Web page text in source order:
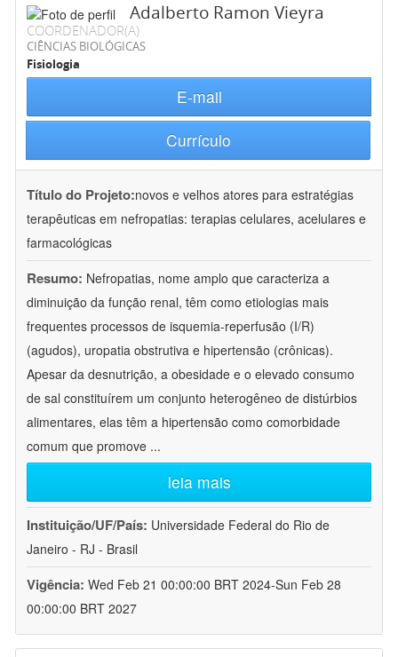
Adalberto Ramon Vieyra
COORDENADOR(A)
CIÊNCIAS BIOLÓGICAS
Fisiologia
E-mail
Currículo
Título do Projeto:novos e velhos atores para estratégias
terapêuticas em nefropatias: terapias celulares, acelulares e
farmacológicas
Resumo: Nefropatias, nome amplo que caracteriza a
diminuição da função renal, têm como etiologias mais
frequentes processos de isquemia-reperfusão (I/R)
(agudos), uropatia obstrutiva e hipertensão (crônicas).
Apesar da desnutrição, a obesidade e o elevado consumo
de sal constituírem um conjunto heterogêneo de distúrbios
alimentares, elas têm a hipertensão como comorbidade
comum que promove ...
leia mais
Instituição/UF/País: Universidade Federal do Rio de
Janeiro - RJ - Brasil
Vigência: Wed Feb 21 00:00:00 BRT 2024-Sun Feb 28
00:00:00 BRT 2027